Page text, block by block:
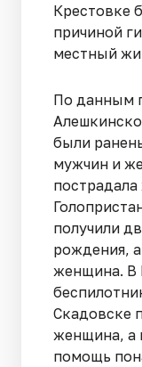
Крестовке
причиной
местный
По данным
были
мужчин и
получили
рождения,
женщина. В
Скадовске
женщина, а
помощь